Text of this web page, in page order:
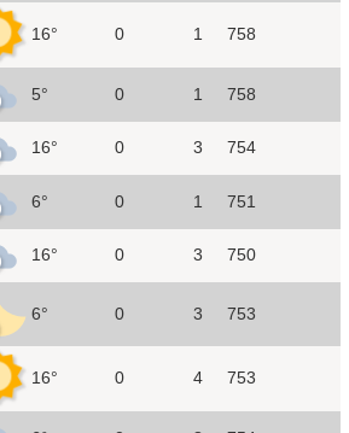
16° 0 1 758
5° 0 1 758
16° 0 3 754
6° 0 1 751
16° 0 3 750
6° 0 3 753
16° 0 4 753